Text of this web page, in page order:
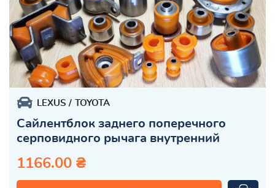
LEXUS TOYOTA
Сайлентблок заднего поперечного
серповидного рычага внутренний
1166.00 ₴